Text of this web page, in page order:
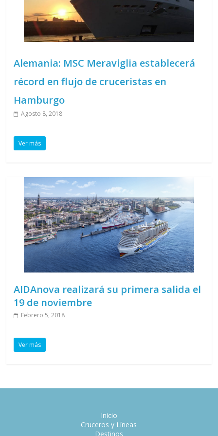
Alemania: MSC Meraviglia establecerá
récord en flujo de cruceristas en
Hamburgo
Agosto 8, 2018
Ver más
AIDAnova realizará su primera salida el
19 de noviembre
Febrero 5, 2018
Ver más
Inicio
Cruceros y Líneas
Destinos